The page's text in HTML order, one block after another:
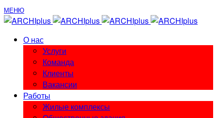
МЕНЮ
О нас
Услуги
Команда
Клиенты
Вакансии
Работы
Жилые комплексы